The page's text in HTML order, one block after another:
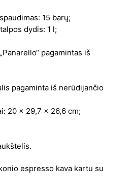
15 barų;
dydis: 1 l;
pagamintas iš
pagaminta iš nerūdijančio
20 x 29,7 x 26,6 cm;
espresso kava kartu su